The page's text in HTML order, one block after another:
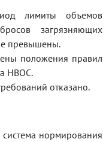
лимиты объемов
загрязняющих
превышены.
положения правил
НВОС.
отказано.
нормирования